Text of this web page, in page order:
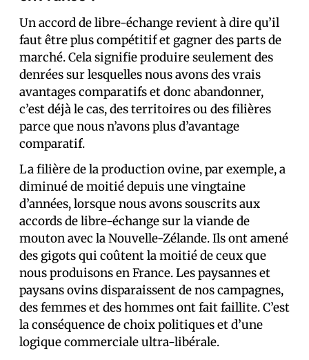
Un accord de libre-échange revient à dire qu’il
faut être plus compétitif et gagner des parts de
marché. Cela signifie produire seulement des
denrées sur lesquelles nous avons des vrais
avantages comparatifs et donc abandonner,
c’est déjà le cas, des territoires ou des filières
parce que nous n’avons plus d’avantage
comparatif.
La filière de la production ovine, par exemple, a
diminué de moitié depuis une vingtaine
d’années, lorsque nous avons souscrits aux
accords de libre-échange sur la viande de
mouton avec la Nouvelle-Zélande. Ils ont amené
des gigots qui coûtent la moitié de ceux que
nous produisons en France. Les paysannes et
paysans ovins disparaissent de nos campagnes,
des femmes et des hommes ont fait faillite. C’est
la conséquence de choix politiques et d’une
logique commerciale ultra-libérale.